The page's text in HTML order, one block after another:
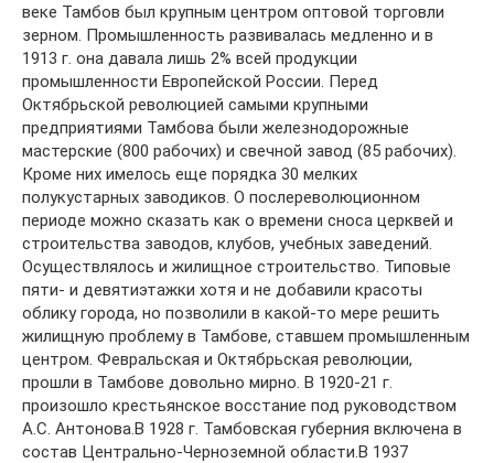
веке Тамбов был крупным центром оптовой торговли
зерном. Промышленность развивалась медленно и в
1913 г. она давала лишь 2% всей продукции
промышленности Европейской России. Перед
Октябрьской революцией самыми крупными
предприятиями Тамбова были железнодорожные
мастерские (800 рабочих) и свечной завод (85 рабочих).
Кроме них имелось еще порядка 30 мелких
полукустарных заводиков. О послереволюционном
периоде можно сказать как о времени сноса церквей и
строительства заводов, клубов, учебных заведений.
Осуществлялось и жилищное строительство. Типовые
пяти- и девятиэтажки хотя и не добавили красоты
облику города, но позволили в какой-то мере решить
жилищную проблему в Тамбове, ставшем промышленным
центром. Февральская и Октябрьская революции,
прошли в Тамбове довольно мирно. В 1920-21 г.
произошло крестьянское восстание под руководством
А.С. Антонова.В 1928 г. Тамбовская губерния включена в
состав Центрально-Черноземной области.В 1937